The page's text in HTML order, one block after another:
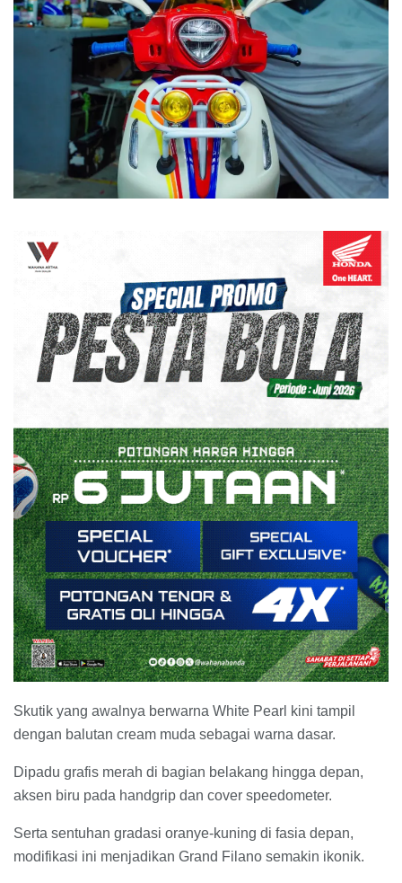
Skutik yang awalnya berwarna White Pearl kini tampil
dengan balutan cream muda sebagai warna dasar.
Dipadu grafis merah di bagian belakang hingga depan,
aksen biru pada handgrip dan cover speedometer.
Serta sentuhan gradasi oranye-kuning di fasia depan,
modifikasi ini menjadikan Grand Filano semakin ikonik.